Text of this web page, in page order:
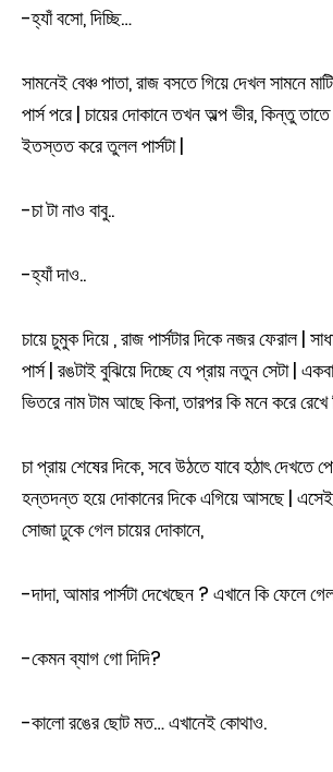
-হ্যাঁ বসো, দিচ্ছি…
সামনেই বেঞ্চ পাতা, রাজ বসতে গিয়ে দেখল সামনে
পার্স পরে | চায়ের দোকানে তখন অল্প ভীর, কিন্তু
ইতস্তত করে তুলল পার্সটা |
-চা টা নাও বাবু..
-হ্যাঁ দাও..
চায়ে চুমুক দিয়ে , রাজ পার্সটার দিকে নজর ফেরাল |
পার্স | রঙটাই বুঝিয়ে দিচ্ছে যে প্রায় নতুন সেটা |
ভিতরে নাম টাম আছে কিনা, তারপর কি মনে করে রেখে
চা প্রায় শেষের দিকে, সবে উঠতে যাবে হঠাৎ দেখতে
হন্তদন্ত হয়ে দোকানের দিকে এগিয়ে আসছে | এসেই,
সোজা ঢুকে গেল চায়ের দোকানে,
-দাদা, আমার পার্সটা দেখেছেন ? এখানে কি ফেলে
-কেমন ব্যাগ গো দিদি?
-কালো রঙের ছোট মত… এখানেই কোথাও.